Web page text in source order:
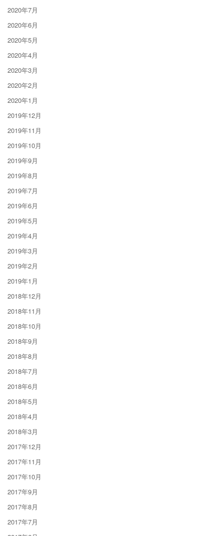
2020年7月
2020年6月
2020年5月
2020年4月
2020年3月
2020年2月
2020年1月
2019年12月
2019年11月
2019年10月
2019年9月
2019年8月
2019年7月
2019年6月
2019年5月
2019年4月
2019年3月
2019年2月
2019年1月
2018年12月
2018年11月
2018年10月
2018年9月
2018年8月
2018年7月
2018年6月
2018年5月
2018年4月
2018年3月
2017年12月
2017年11月
2017年10月
2017年9月
2017年8月
2017年7月